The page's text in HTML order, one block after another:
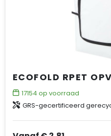
17154 op voorraad
GRS-gecertificeerd